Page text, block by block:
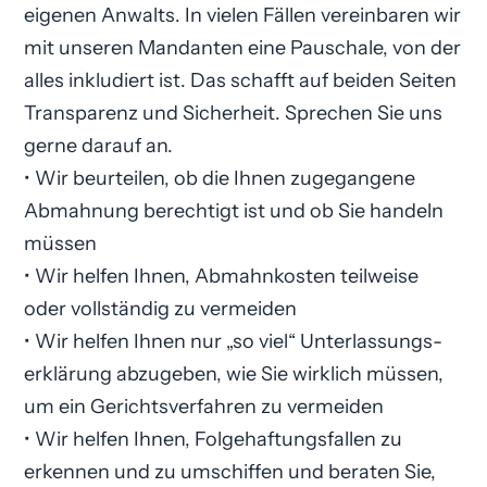
eigenen Anwalts. In vielen Fällen vereinbaren wir
mit unseren Mandanten eine Pauschale, von der
alles inkludiert ist. Das schafft auf beiden Seiten
Transparenz und Sicherheit. Sprechen Sie uns
gerne darauf an.
• Wir beurteilen, ob die Ihnen zugegangene
Abmahnung berechtigt ist und ob Sie handeln
müssen
• Wir helfen Ihnen, Abmahnkosten teilweise
oder vollständig zu vermeiden
• Wir helfen Ihnen nur „so viel“ Unterlassungs­
erklärung abzugeben, wie Sie wirklich müssen,
um ein Gerichtsverfahren zu vermeiden
• Wir helfen Ihnen, Folgehaftungsfallen zu
erkennen und zu umschiffen und beraten Sie,